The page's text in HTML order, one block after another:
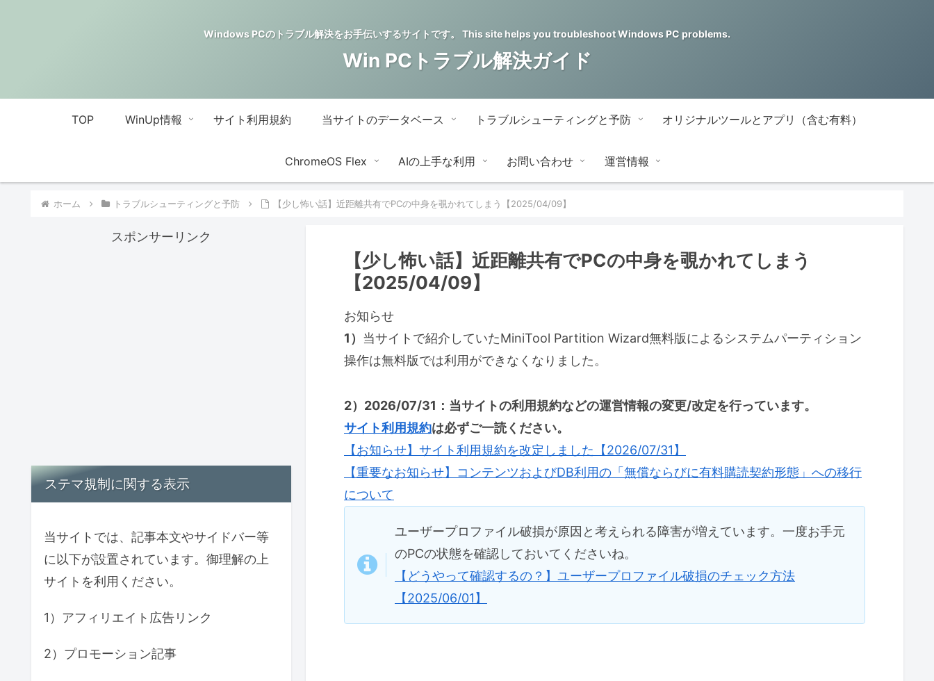
Windows PCのトラブル解決をお手伝いするサイトです。 This site helps you troubleshoot Windows PC problems.
Win PCトラブル解決ガイド
TOP WinUp情報 サイト利用規約 当サイトのデータベース トラブルシューティングと予防 オリジナルツールとアプリ（含む有料）
ChromeOS Flex AIの上手な利用 お問い合わせ 運営情報
ホーム トラブルシューティングと予防 【少し怖い話】近距離共有でPCの中身を覗かれてしまう【2025/04/09】
【少し怖い話】近距離共有でPCの中身を覗かれてしまう
【2025/04/09】
お知らせ
1） 当サイトで紹介していたMiniTool Partition Wizard無料版によるシステムパーティション
操作は無料版では利用ができなくなりました。
2）2026/07/31：当サイトの利用規約などの運営情報の変更/改定を行っています。
サイト利用規約は必ずご一読ください。
【お知らせ】サイト利用規約を改定しました【2026/07/31】
【重要なお知らせ】コンテンツおよびDB利用の「無償ならびに有料購読契約形態」への移行
について
ユーザープロファイル破損が原因と考えられる障害が増えています。一度お手元
のPCの状態を確認しておいてくださいね。
【どうやって確認するの？】ユーザープロファイル破損のチェック方法
【2025/06/01】
スポンサーリンク
ステマ規制に関する表示
当サイトでは、記事本文やサイドバー等
に以下が設置されています。御理解の上
サイトを利用ください。
1）アフィリエイト広告リンク
2）プロモーション記事